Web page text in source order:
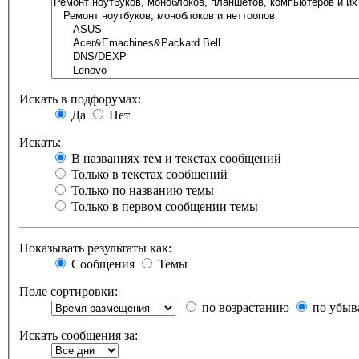
Искать в подфорумах:
Да
Нет
Искать:
В названиях тем и текстах сообщений
Только в текстах сообщений
Только по названию темы
Только в первом сообщении темы
Показывать результаты как:
Сообщения
Темы
Поле сортировки:
по возрастанию
по
Искать сообщения за: